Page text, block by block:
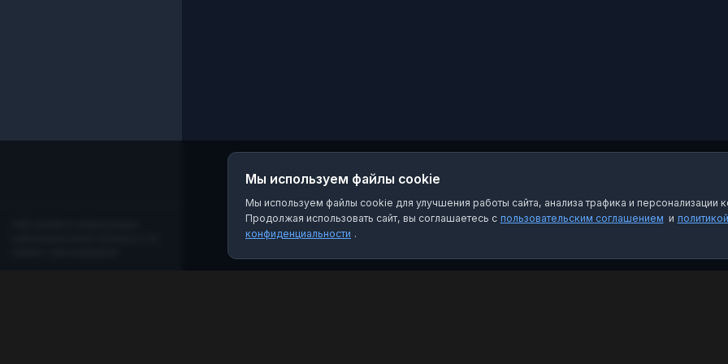
(42431) 9-85-40
Мы используем файлы cookie
Мы используем файлы cookie для улучшения работы сайта, анализа трафика и персонализации
Продолжая использовать сайт, вы соглашаетесь с пользовательским соглашением и политикой
конфиденциальности .